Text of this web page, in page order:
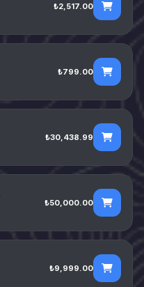
₺2,517.00
₺799.00
₺30,438.99
₺50,000.00
₺9,999.00